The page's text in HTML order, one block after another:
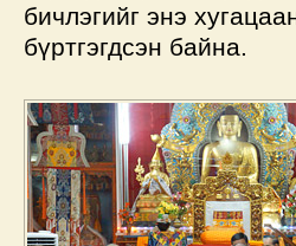
бичлэгийг энэ
бүртгэгдсэн байна.